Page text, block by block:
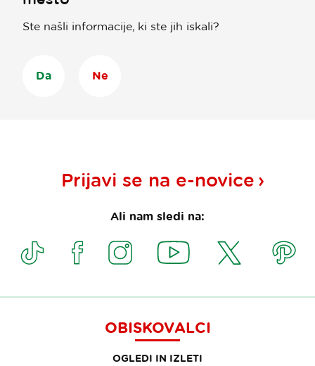
Ste našli informacije, ki ste jih iskali?
Da Ne
Prijavi se na e-novice
Ali nam sledi na:
OBISKOVALCI
OGLEDI IN IZLETI